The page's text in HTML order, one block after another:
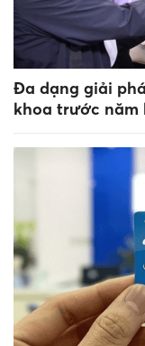
Đa dạng giải
khoa trước năm